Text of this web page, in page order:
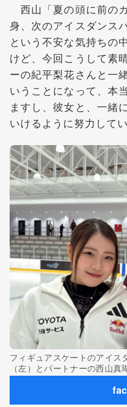
西山「夏の頭に前の
身、次のアイスダンス
という不安な気持ちの
けど、今回こうして素
ーの紀平梨花さんと一
いうことになって、本
ますし、彼女と、一緒
いけるように努力して
フィギュアスケートのアイス
（左）とパートナーの西山真